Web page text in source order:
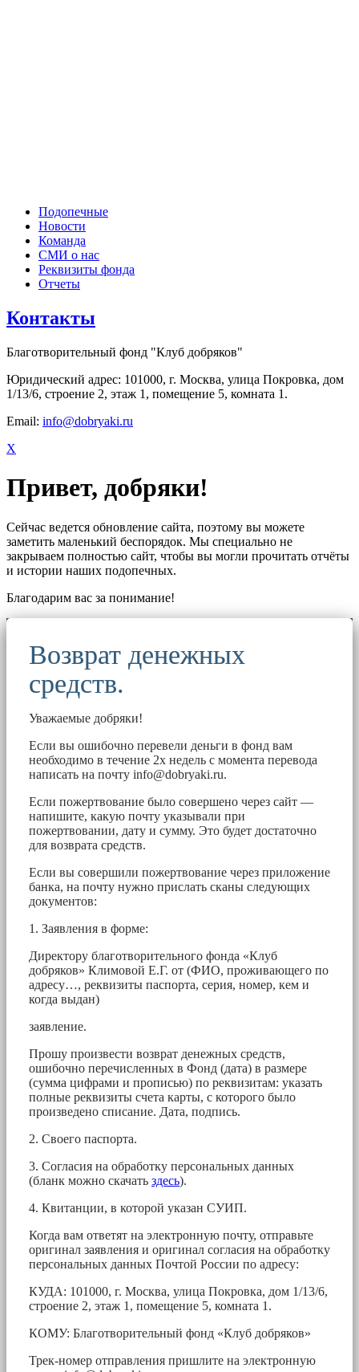
Подопечные
Новости
Команда
СМИ о нас
Реквизиты фонда
Отчеты
Контакты
Благотворительный фонд "Клуб добряков"
Юридический адрес: 101000, г. Москва, улица Покровка, дом
1/13/6, строение 2, этаж 1, помещение 5, комната 1.
Email: info@dobryaki.ru
X
Привет, добряки!
Сейчас ведется обновление сайта, поэтому вы можете
заметить маленький беспорядок. Мы специально не
закрываем полностью сайт, чтобы вы могли прочитать отчёты
и истории наших подопечных.
Благодарим вас за понимание!
Возврат денежных
средств.
Уважаемые добряки!
Если вы ошибочно перевели деньги в фонд вам
необходимо в течение 2х недель с момента перевода
написать на почту info@dobryaki.ru.
Если пожертвование было совершено через сайт —
напишите, какую почту указывали при
пожертвовании, дату и сумму. Это будет достаточно
для возврата средств.
Если вы совершили пожертвование через приложение
банка, на почту нужно прислать сканы следующих
документов:
1. Заявления в форме:
Директору благотворительного фонда «Клуб
добряков» Климовой Е.Г. от (ФИО, проживающего по
адресу…, реквизиты паспорта, серия, номер, кем и
когда выдан)
заявление.
Прошу произвести возврат денежных средств,
ошибочно перечисленных в Фонд (дата) в размере
(сумма цифрами и прописью) по реквизитам: указать
полные реквизиты счета карты, с которого было
произведено списание. Дата, подпись.
2. Своего паспорта.
3. Согласия на обработку персональных данных
(бланк можно скачать здесь).
4. Квитанции, в которой указан СУИП.
Когда вам ответят на электронную почту, отправьте
оригинал заявления и оригинал согласия на обработку
персональных данных Почтой России по адресу:
КУДА: 101000, г. Москва, улица Покровка, дом 1/13/6,
строение 2, этаж 1, помещение 5, комната 1.
КОМУ: Благотворительный фонд «Клуб добряков»
Трек-номер отправления пришлите на электронную